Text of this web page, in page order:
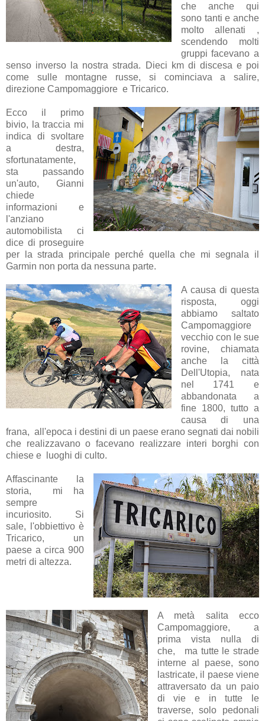
che anche qui
sono tanti e anche
molto allenati ,
scendendo molti
gruppi facevano a
senso inverso la nostra strada. Dieci km di discesa e poi
come sulle montagne russe, si cominciava a salire,
direzione Campomaggiore e Tricarico.
Ecco il primo
bivio, la traccia mi
indica di svoltare
a destra,
sfortunatamente,
sta passando
un'auto, Gianni
chiede
informazioni e
l'anziano
automobilista ci
dice di proseguire
per la strada principale perché quella che mi segnala il
Garmin non porta da nessuna parte.
A causa di questa
risposta, oggi
abbiamo saltato
Campomaggiore
vecchio con le sue
rovine, chiamata
anche la città
Dell'Utopia, nata
nel 1741 e
abbandonata a
fine 1800, tutto a
causa di una
frana, all'epoca i destini di un paese erano segnati dai nobili
che realizzavano o facevano realizzare interi borghi con
chiese e luoghi di culto.
Affascinante la
storia, mi ha
sempre
incuriosito. Si
sale, l'obbiettivo è
Tricarico, un
paese a circa 900
metri di altezza.
A metà salita ecco
Campomaggiore, a
prima vista nulla di
che, ma tutte le strade
interne al paese, sono
lastricate, il paese viene
attraversato da un paio
di vie e in tutte le
traverse, solo pedonali